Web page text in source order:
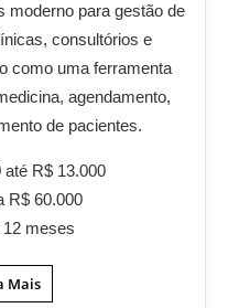
moderno para gestão de
consultórios e
como uma ferramenta
agendamento,
de pacientes.
até R$ 13.000
R$ 60.000
12 meses
Mais